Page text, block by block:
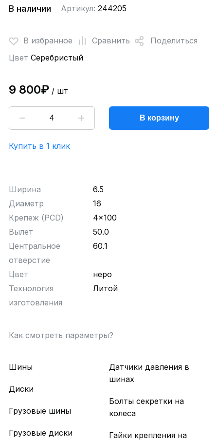
В наличии Артикул: 244205
В избранное Сравнить
Поделиться
Цвет Серебристый
9 800₽/ шт
В корзину
Купить в 1 клик
Ширина
6.5
Диаметр
16
Крепеж (PCD)
4x100
Вылет
50.0
Центральное
отверстие
60.1
Цвет
неро
Технология
изготовления
Литой
Как смотреть параметры?
Шины
Диски
Грузовые шины
Грузовые диски
Датчики давления в
шинах
Болты секретки на
колеса
Гайки крепления на